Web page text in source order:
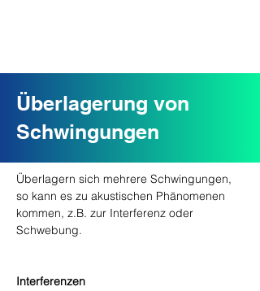
Überlagerung von
Schwingungen
Überlagern sich mehrere Schwingungen,
so kann es zu akustischen Phänomenen
kommen, z.B. zur Interferenz oder
Schwebung.
Interferenzen